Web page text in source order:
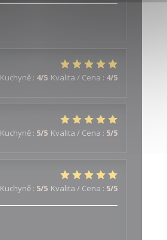
Kuchyně : 4/5 Kvalita / Cena : 4/5
Kuchyně : 5/5 Kvalita / Cena : 5/5
Kuchyně : 5/5 Kvalita / Cena : 5/5